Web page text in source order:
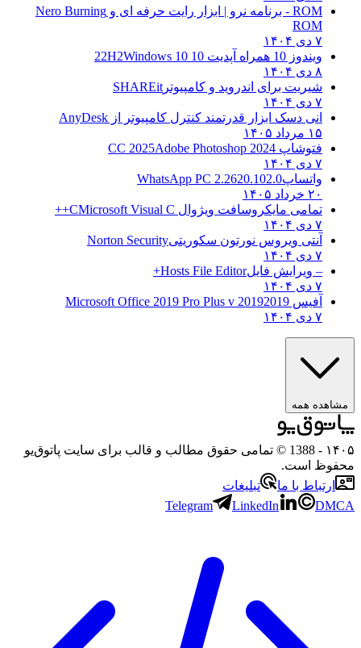
ROM - برنامه نرو | ابزار رایت حرفه ای و
Nero Burning
ROM
۷ دی ۱۴۰۴
ویندوز 10 همراه آپدیت 10 22H2
Windows 10
۸ دی ۱۴۰۴
شیریت برای اندروید و کامپیوتر SHAREit
۷ دی ۱۴۰۴
انی دسک ابزار قدرتمند کنترل کامپیوتر از AnyDesk
۱۵ مرداد ۱۴۰۵
فتوشاپ CC 2025 Adobe Photoshop 2024
۷ دی ۱۴۰۴
واتساپWhatsApp PC 2.2620.102.0
۲۰ خرداد ۱۴۰۵
تمامی مایکروسافت ویژوال C Microsoft Visual C++
۷ دی ۱۴۰۴
آنتی ویروس نورتون سکوریتیNorton Security
۷ دی ۱۴۰۴
– ویرایش فایلHosts File Editor+
۷ دی ۱۴۰۴
آفیس 2019 2019 Microsoft Office 2019 Pro Plus v
۷ دی ۱۴۰۴
مشاهده همه
۱۴۰۵
- 1388 © تمامی حقوق مطالب و قالب برای سایت پاتوق‌یو
محفوظ است.
ارتباط با ما
تبلیغات
Telegram
LinkedIn DMCA